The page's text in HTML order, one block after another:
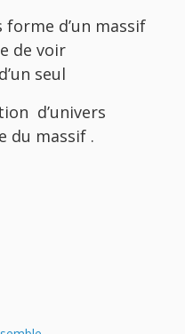
forme d’un massif
de voir
seul
d’univers
du massif .